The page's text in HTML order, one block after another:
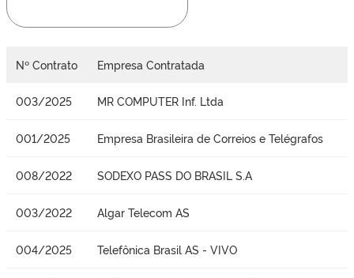
Nº Contrato Empresa Contratada
003/2025 MR COMPUTER Inf. Ltda
001/2025 Empresa Brasileira de Correios e Telégrafos
008/2022 SODEXO PASS DO BRASIL S.A
003/2022 Algar Telecom AS
004/2025 Telefônica Brasil AS - VIVO